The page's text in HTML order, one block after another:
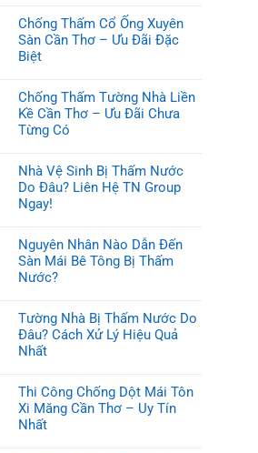
Chống Thấm Cổ Ống Xuyên
Sàn Cần Thơ – Ưu Đãi Đặc
Biệt
Chống Thấm Tường Nhà Liền
Kề Cần Thơ – Ưu Đãi Chưa
Từng Có
Nhà Vệ Sinh Bị Thấm Nước
Do Đâu? Liên Hệ TN Group
Ngay!
Nguyên Nhân Nào Dẫn Đến
Sàn Mái Bê Tông Bị Thấm
Nước?
Tường Nhà Bị Thấm Nước Do
Đâu? Cách Xử Lý Hiệu Quả
Nhất
Thi Công Chống Dột Mái Tôn
Xi Măng Cần Thơ – Uy Tín
Nhất